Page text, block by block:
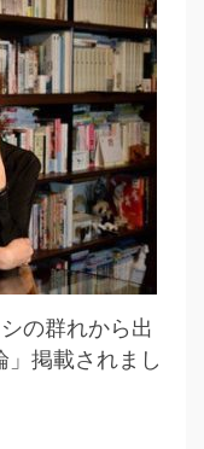
の群れから出
」掲載されまし